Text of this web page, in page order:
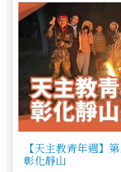
【天主教青年週】
彰化靜山